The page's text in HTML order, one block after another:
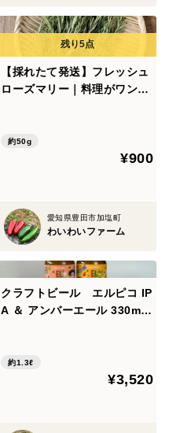
【採れたて発送】フレッシュ
ローズマリー｜料理がワンラ
約50g
¥900
愛知県豊田市加塩町
わいわいファーム
クラフトビール エルピコ IP
A ＆ アンバーエール 330ml×
約1.3ℓ
¥3,520